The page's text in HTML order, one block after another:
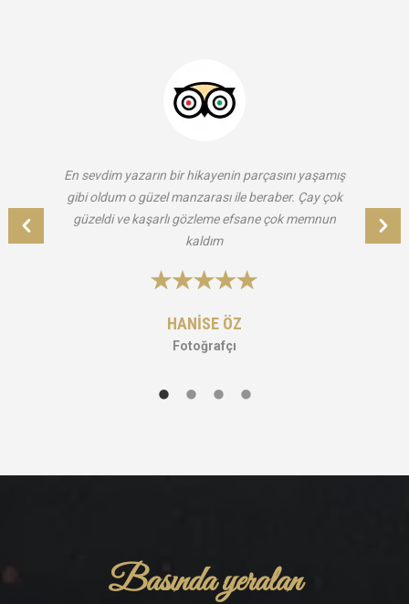
En sevdim yazarın bir hikayenin parçasını yaşamış
gibi oldum o güzelmanzarasıile beraber. Çayçok
güzeldi ve kaşarlıgözlemeefsane çok memnun
kaldım
HANİSE ÖZ
Fotoğrafçı
Basında yeralan